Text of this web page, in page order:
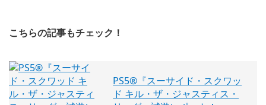
こちらの記事もチェック！
PS5®『スーサイド・スクワッ
ド キル・ザ・ジャスティス・